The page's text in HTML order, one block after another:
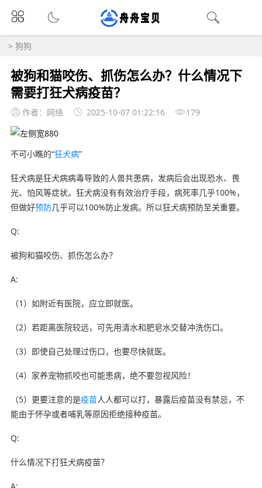
> 狗狗
被狗和猫咬伤、抓伤怎么办？什么情况下
需要打狂犬病疫苗？
作者：网络 2025-10-07 01:22:16 179
不可小瞧的“狂犬病”
狂犬病是狂犬病病毒导致的人兽共患病，发病后会出现恐水、畏
光、怕风等症状。狂犬病没有有效治疗手段，病死率几乎100%，
但做好预防几乎可以100%防止发病。所以狂犬病预防至关重要。
Q:
被狗和猫咬伤、抓伤怎么办？
A:
（1）如附近有医院，应立即就医。
（2）若距离医院较远，可先用清水和肥皂水交替冲洗伤口。
（3）即使自己处理过伤口，也要尽快就医。
（4）家养宠物抓咬也可能患病，绝不要忽视风险！
（5）更要注意的是疫苗人人都可以打，暴露后疫苗没有禁忌，不
能由于怀孕或者哺乳等原因拒绝接种疫苗。
Q:
什么情况下打狂犬病疫苗？